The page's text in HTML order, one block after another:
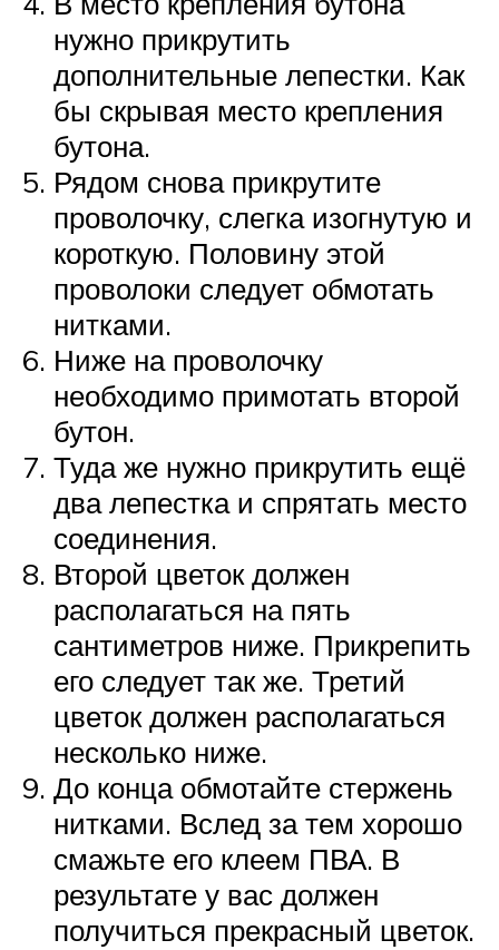
нужно прикрутить
дополнительные лепестки. Как
бы скрывая место крепления
бутона.
Рядом снова прикрутите
проволочку, слегка изогнутую и
короткую. Половину этой
проволоки следует обмотать
нитками.
Ниже на проволочку
необходимо примотать второй
бутон.
Туда же нужно прикрутить ещё
два лепестка и спрятать место
соединения.
Второй цветок должен
располагаться на пять
сантиметров ниже. Прикрепить
его следует так же. Третий
цветок должен располагаться
несколько ниже.
До конца обмотайте стержень
нитками. Вслед за тем хорошо
смажьте его клеем ПВА. В
результате у вас должен
получиться прекрасный цветок.